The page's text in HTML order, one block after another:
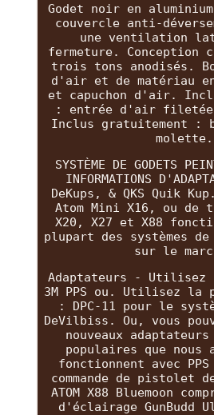
Godet noir en
couvercle anti-
une ventilation
fermeture. Conception
trois tons anodisés.
d'air et de matériau
et capuchon d'air.
: entrée d'air filetée
Inclus gratuitement :
molette.
SYSTÈME DE GODETS
INFORMATIONS
DeKups, & QKS Quik
Atom Mini X16, ou de
X20, X27 et X88
plupart des systèmes
sur le
Adaptateurs -
3M PPS ou. Utilisez la
: DPC-11 pour le
DeVilbiss. Ou, vous
nouveaux
populaires que
fonctionnent avec
commande de pistolet
ATOM X88 Bluemoon
d'éclairage GunBudd